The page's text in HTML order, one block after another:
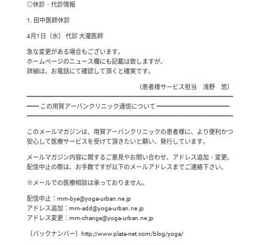
◎休診・代診情報
1. 田中医師休診
4月1日（水） 代診 大瀧医師
急な変更がある場合もございます。
ホームページのニュース欄にも記載は致しますが、
詳細は、お電話にて確認して頂くと確実です。
（患者様サービス担当 浅野 悠）
━━━━━━━━━━━━━━━━━━━━━━━━━━━━━━━━━━
━━ この用賀アーバンクリニック通信について ━━━━━━━━━━━━
━━━━━━━━━━━━━━━━━━━━━━━━━━━━━━━━━━
このメールマガジンは、用賀アーバンクリニックの患者様に、より便利かつ
安心して医療サービスを受けて頂きたいと願い、発行しています。
メールマガジン内容に関するご意見やお問い合わせ、アドレス追加・変更、
配信中止の際は、お手数ですが以下のメールアドレスまでご連絡下さい。
※メールでの医療相談は承っておりません。
配信中止：mm-bye@yoga-urban.ne.jp
アドレス追加：mm-add@yoga-urban.ne.jp
アドレス変更：mm-change@yoga-urban.ne.jp
〔バックナンバー〕http://www.plata-net.com/blog/yoga/